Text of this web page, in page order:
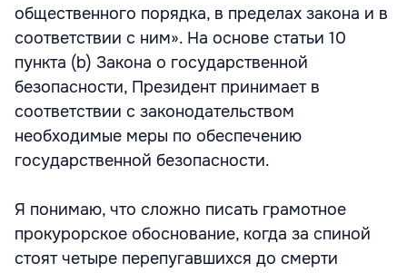
общественного порядка, в пределах закона и в
соответствии с ним». На основе статьи 10
пункта (b) Закона о государственной
безопасности, Президент принимает в
соответствии с законодательством
необходимые меры по обеспечению
государственной безопасности.
Я понимаю, что сложно писать грамотное
прокурорское обоснование, когда за спиной
стоят четыре перепугавшихся до смерти